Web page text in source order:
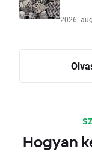
2026.
Hogyan